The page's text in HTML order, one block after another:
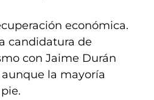
económica.
candidatura de
con Jaime Durán
la mayoría